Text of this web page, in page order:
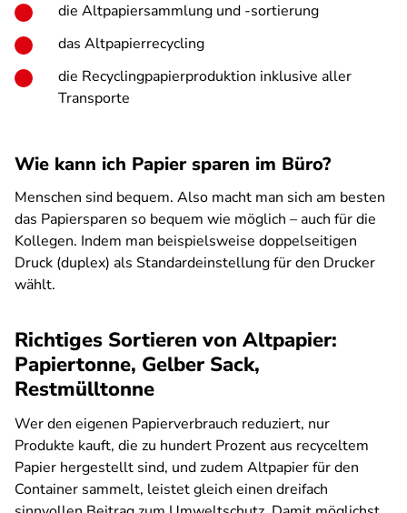
die Altpapiersammlung und -sortierung
das Altpapierrecycling
die Recyclingpapierproduktion inklusive aller
Transporte
Wie kann ich Papier sparen im Büro?
Menschen sind bequem. Also macht man sich am besten
das Papiersparen so bequem wie möglich – auch für die
Kollegen. Indem man beispielsweise doppelseitigen
Druck (duplex) als Standardeinstellung für den Drucker
wählt.
Richtiges Sortieren von Altpapier:
Papiertonne, Gelber Sack,
Restmülltonne
Wer den eigenen Papierverbrauch reduziert, nur
Produkte kauft, die zu hundert Prozent aus recyceltem
Papier hergestellt sind, und zudem Altpapier für den
Container sammelt, leistet gleich einen dreifach